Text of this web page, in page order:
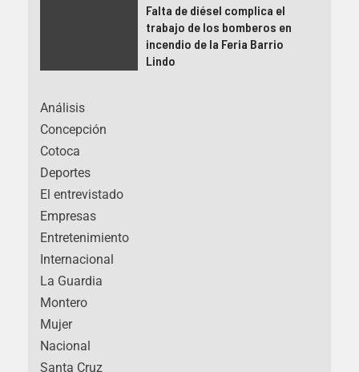
Falta de diésel complica el
trabajo de los bomberos en
incendio de la Feria Barrio
Lindo
Análisis
Concepción
Cotoca
Deportes
El entrevistado
Empresas
Entretenimiento
Internacional
La Guardia
Montero
Mujer
Nacional
Santa Cruz